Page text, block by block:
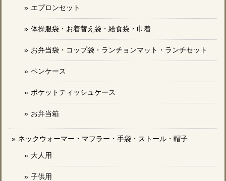
エプロンセット
体操服袋・お着替え袋・給食袋・巾着
お弁当袋・コップ袋・ランチョンマット・ランチセット
ペンケース
ポケットティッシュケース
お弁当箱
ネックウォーマー・マフラー・手袋・ストール・帽子
大人用
子供用